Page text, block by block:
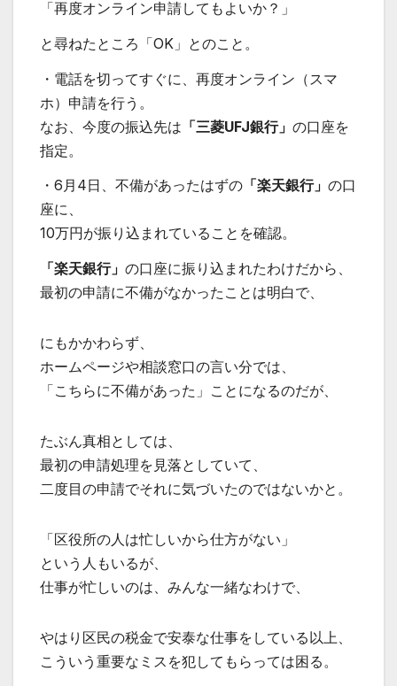
「再度オンライン申請してもよいか？」
と尋ねたところ「OK」とのこと。
・電話を切ってすぐに、再度オンライン（スマ
ホ）申請を行う。
なお、今度の振込先は 「三菱UFJ銀行」 の口座を
指定。
・6月4日、不備があったはずの 「楽天銀行」 の口
座に、
10万円が振り込まれていることを確認。
「楽天銀行」 の口座に振り込まれたわけだから、
最初の申請に不備がなかったことは明白で、
にもかかわらず、
ホームページや相談窓口の言い分では、
「こちらに不備があった」ことになるのだが、
たぶん真相としては、
最初の申請処理を見落としていて、
二度目の申請でそれに気づいたのではないかと。
「区役所の人は忙しいから仕方がない」
という人もいるが、
仕事が忙しいのは、みんな一緒なわけで、
やはり区民の税金で安泰な仕事をしている以上、
こういう重要なミスを犯してもらっては困る。